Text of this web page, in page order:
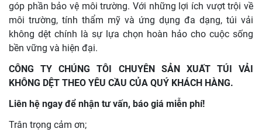
góp phần bảo vệ môi trường. Với những lợi ích vượt trội về
môi trường, tính thẩm mỹ và ứng dụng đa dạng, túi vải
không dệt chính là sự lựa chọn hoàn hảo cho cuộc sống
bền vững và hiện đại.
CÔNG TY CHÚNG TÔI CHUYÊN SẢN XUẤT TÚI VẢI
KHÔNG DỆT THEO YÊU CẦU CỦA QUÝ KHÁCH HÀNG.
Liên hệ ngay để nhận tư vấn, báo giá miễn phí!
Trân trọng cảm ơn;